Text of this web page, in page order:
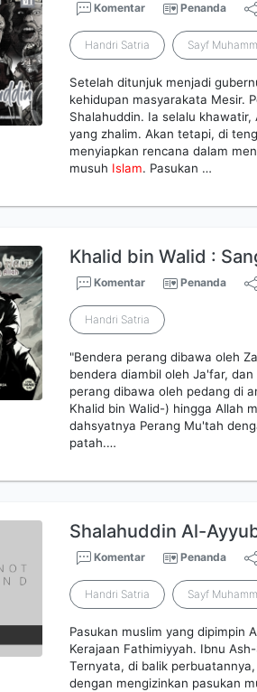
Komentar Penanda
Handri Satria Sayf
Setelah ditunjuk menjadi
kehidupan masyarakata Mesir.
Shalahuddin. Ia selalu
yang zhalim. Akan tetapi, di
menyiapkan rencana dalam
musuh Islam. Pasukan …
Khalid bin Walid :
Komentar Penanda
Handri Satria
"Bendera perang dibawa oleh
bendera diambil oleh Ja'far,
perang dibawa oleh pedang di
Khalid bin Walid-) hingga Allah
dahsyatnya Perang Mu'tah
patah.…
Shalahuddin Al-
Komentar Penanda
Handri Satria Sayf
Pasukan muslim yang dipimpin
Kerajaan Fathimiyyah. Ibnu
Ternyata, di balik
dengan mengizinkan pasukan